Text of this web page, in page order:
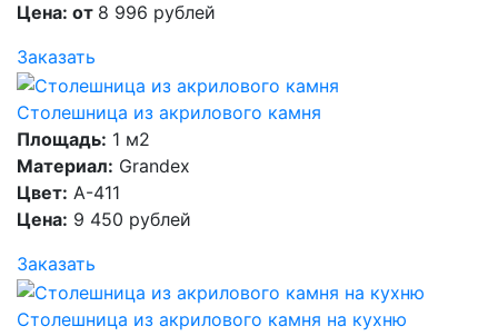
Цена: от 8 996 рублей
Заказать
Столешница из акрилового камня
Площадь: 1 м2
Материал: Grandex
Цвет: A-411
Цена: 9 450 рублей
Заказать
Столешница из акрилового камня на кухню